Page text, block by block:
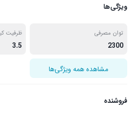
ویژگی‌ها
توان مصرفی
2300
ظرفیت
3.5
مشاهده همه ویژگی‌ها
فروشنده